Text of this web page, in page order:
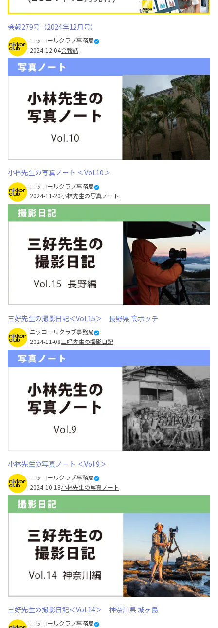
会報279号（2024年12月号）
ニッコールクラブ事務局
2024-12-04会報誌
小林先生の写真ノート ＜Vol.10＞
ニッコールクラブ事務局
2024-11-20小林先生の写真ノート
三好先生の撮影日記＜Vol.15＞ 長野県 高ボッチ
ニッコールクラブ事務局
2024-11-08三好先生の撮影日記
小林先生の写真ノート ＜Vol.9＞
ニッコールクラブ事務局
2024-10-18小林先生の写真ノート
三好先生の撮影日記＜Vol.14＞ 神奈川県 城ヶ島
ニッコールクラブ事務局